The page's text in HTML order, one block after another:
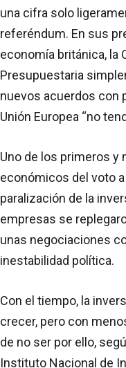
una cifra solo
referéndum. En sus
economía británica, la
Presupuestaria
nuevos acuerdos con
Unión Europea “no
Uno de los primeros
económicos del voto
paralización de la
empresas se
unas negociaciones
inestabilidad política.
Con el tiempo, la
crecer, pero con
de no ser por ello,
Instituto Nacional de